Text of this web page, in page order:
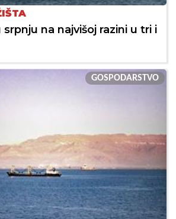
srpnju na najvišoj razini u tri i
GOSPODARSTVO